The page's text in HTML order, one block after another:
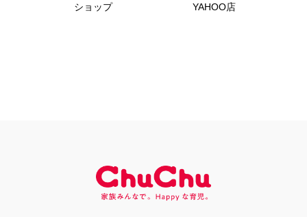
ショップ
YAHOO店